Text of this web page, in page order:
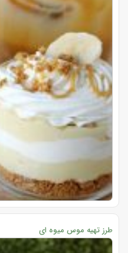
طرز تهیه موس میوه ای